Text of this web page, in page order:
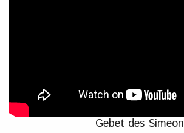
Gebet des Simeon